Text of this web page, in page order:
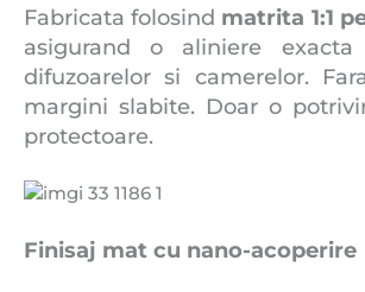
Fabricata folosind matrita 1:1
asigurand o aliniere
difuzoarelor si camerelor.
margini slabite. Doar o
protectoare.
Finisaj mat cu nano-acoperire